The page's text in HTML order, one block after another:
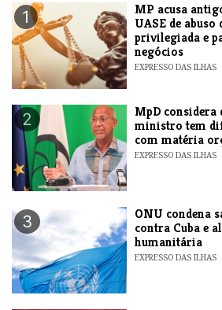
1
MP acusa
UASE de
privilegiada e
negócios
EXPRESSO DAS ILHAS
2
MpD
ministro tem
com matéria
EXPRESSO DAS ILHAS
3
ONU condena
contra Cuba e
humanitária
EXPRESSO DAS ILHAS